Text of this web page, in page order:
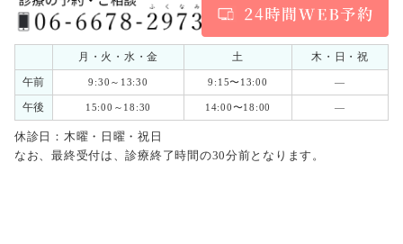
月・火・水・金 土
木・日・祝
午前
9:30～13:30 9:15〜13:00 ―
午後 15:00～18:30 14:00〜18:00 ―
休診日：木曜・日曜・祝日
なお、最終受付は、診療終了時間の30分前となります。